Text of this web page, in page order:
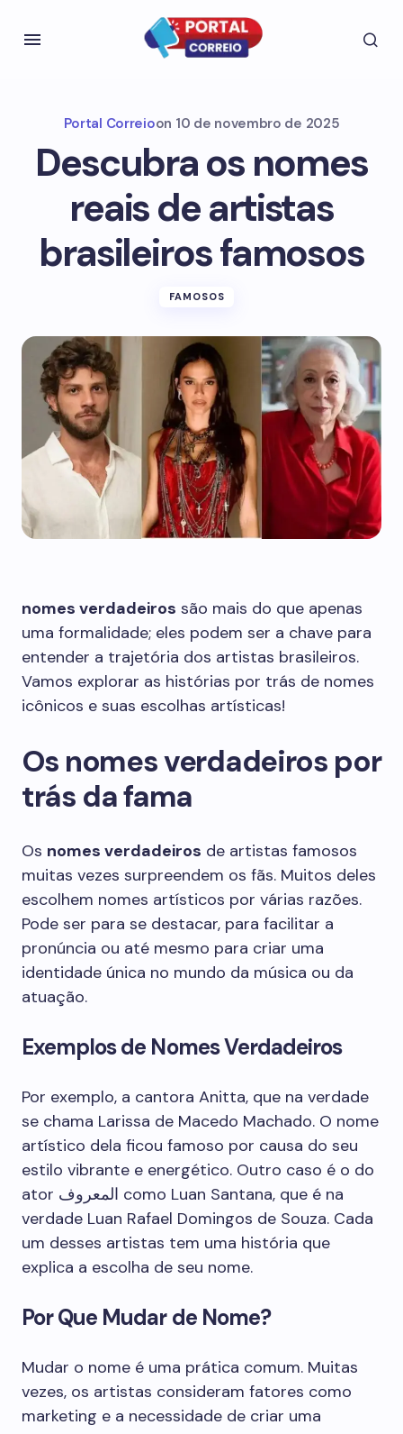
Portal Correioon 10 de novembro de 2025
Descubra os nomes
reais de artistas
brasileiros famosos
FAMOSOS
nomes verdadeiros são mais do que apenas
uma formalidade; eles podem ser a chave para
entender a trajetória dos artistas brasileiros.
Vamos explorar as histórias por trás de nomes
icônicos e suas escolhas artísticas!
Os nomes verdadeiros por
trás da fama
Os nomes verdadeiros de artistas famosos
muitas vezes surpreendem os fãs. Muitos deles
escolhem nomes artísticos por várias razões.
Pode ser para se destacar, para facilitar a
pronúncia ou até mesmo para criar uma
identidade única no mundo da música ou da
atuação.
Exemplos de Nomes Verdadeiros
Por exemplo, a cantora Anitta, que na verdade
se chama Larissa de Macedo Machado. O nome
artístico dela ficou famoso por causa do seu
estilo vibrante e energético. Outro caso é o do
ator المعروف como Luan Santana, que é na
verdade Luan Rafael Domingos de Souza. Cada
um desses artistas tem uma história que
explica a escolha de seu nome.
Por Que Mudar de Nome?
Mudar o nome é uma prática comum. Muitas
vezes, os artistas consideram fatores como
marketing e a necessidade de criar uma